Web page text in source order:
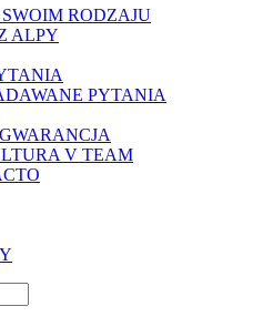
RODZAJU
ALPY
PYTANIA
V TEAM